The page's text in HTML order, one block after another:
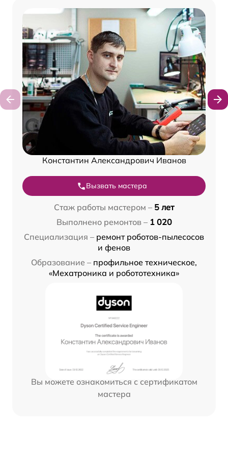
Константин Александрович Иванов
Вызвать мастера
Стаж работы мастером – 5 лет
Выполнено ремонтов – 1 020
Специализация – ремонт роботов-пылесосов
и фенов
Образование – профильное техническое,
«Мехатроника и робототехника»
Вы можете ознакомиться с сертификатом
мастера